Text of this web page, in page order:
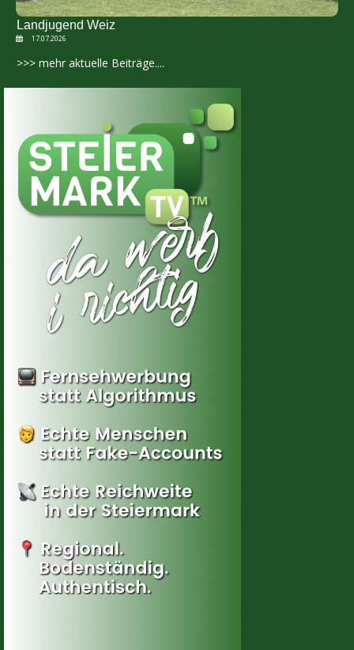
Landjugend Weiz
17.07.2026
>>> mehr aktuelle Beiträge....